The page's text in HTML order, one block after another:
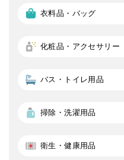
衣料品・バッグ
化粧品・アクセサリー
バス・トイレ用品
掃除・洗濯用品
衛生・健康用品